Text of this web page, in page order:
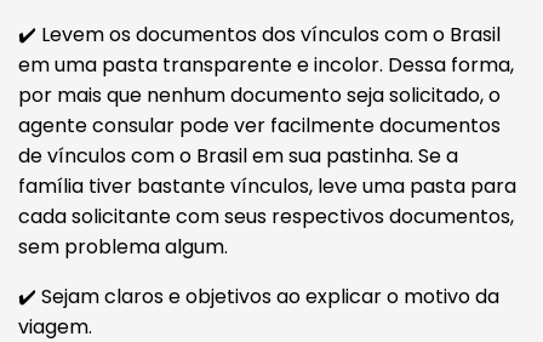
✔️ Levem os documentos dos vínculos com o Brasil
em uma pasta transparente e incolor. Dessa forma,
por mais que nenhum documento seja solicitado, o
agente consular pode ver facilmente documentos
de vínculos com o Brasil em sua pastinha. Se a
família tiver bastante vínculos, leve uma pasta para
cada solicitante com seus respectivos documentos,
sem problema algum.
✔️ Sejam claros e objetivos ao explicar o motivo da
viagem.